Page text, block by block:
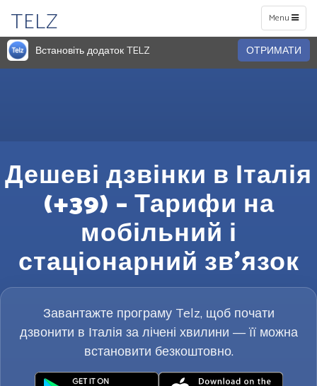
Toggle
navigation
Menu
TELZ
Встановіть додаток TELZ ОТРИМАТИ
Дешеві дзвінки в Італія
(+39) – Тарифи на
мобільний і
стаціонарний зв’язок
Завантажте програму Telz, щоб почати
дзвонити в Італія за лічені хвилини — її можна
встановити безкоштовно.